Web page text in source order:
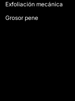
Exfoliación mecánica
Grosor pene